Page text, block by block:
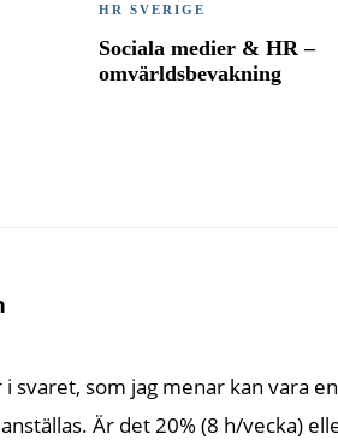
HR SVERIGE
Sociala medier & HR –
omvärldsbevakning
i svaret, som jag menar kan vara
Är det 20% (8 h/vecka)